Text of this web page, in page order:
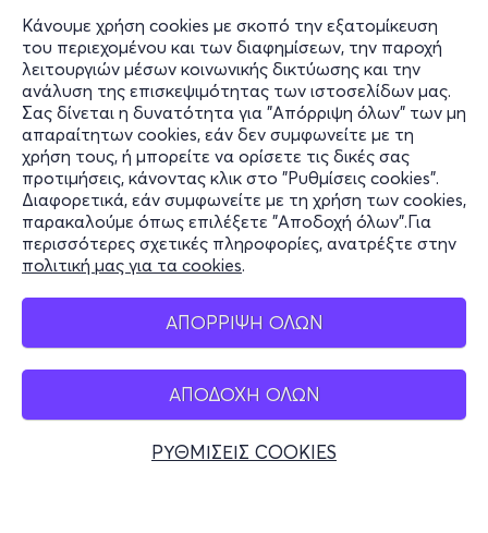
Κάνουμε χρήση cookies με σκοπό την εξατομίκευση
του περιεχομένου και των διαφημίσεων, την παροχή
λειτουργιών μέσων κοινωνικής δικτύωσης και την
ανάλυση της επισκεψιμότητας των ιστοσελίδων μας.
Σας δίνεται η δυνατότητα για "Απόρριψη όλων" των μη
απαραίτητων cookies, εάν δεν συμφωνείτε με τη
χρήση τους, ή μπορείτε να ορίσετε τις δικές σας
προτιμήσεις, κάνοντας κλικ στο "Ρυθμίσεις cookies".
Διαφορετικά, εάν συμφωνείτε με τη χρήση των cookies,
παρακαλούμε όπως επιλέξετε "Αποδοχή όλων".Για
περισσότερες σχετικές πληροφορίες, ανατρέξτε στην
πολιτική μας για τα cookies.
ΑΠΟΡΡΙΨΗ ΟΛΩΝ
ΑΠΟΔΟΧΗ ΟΛΩΝ
ΡΥΘΜΙΣΕΙΣ COOKIES
Πληροφορίες
Υποστήριξη
Stay Connected
Mobile app